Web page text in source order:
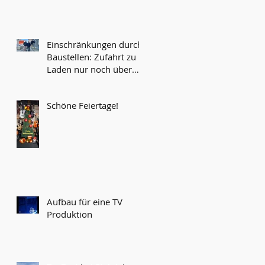
Einschränkungen durch
Baustellen: Zufahrt zu
Laden nur noch über
Schöne Feiertage!
Aufbau für eine TV
Produktion